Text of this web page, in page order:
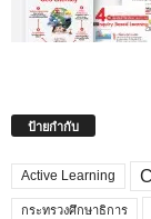
ป้ายกำกับ
Active Learning
กระทรวงศึกษาธิการ